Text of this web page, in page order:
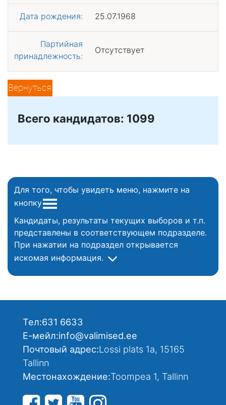
Дата рождения: 25.07.1968
Партийная
принадлежность:
Отсутствует
Вернуться
Всего кандидатов: 1099
Для того, чтобы увидеть меню, нажмите на
кнопку
Кандидаты, результаты текущих выборов и т.п.
представлены в соответствующем подразделе.
При нажатии на подраздел открывается
искомая информация.
Тел:631 6633
Е-мейл:info@valimised.ee
Почтовый адрес:Lossi plats 1a, 15165
Tallinn
Местонахождение:Toompea 1, Tallinn